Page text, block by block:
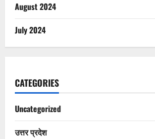
August 2024
July 2024
CATEGORIES
Uncategorized
उत्तर प्रदेश